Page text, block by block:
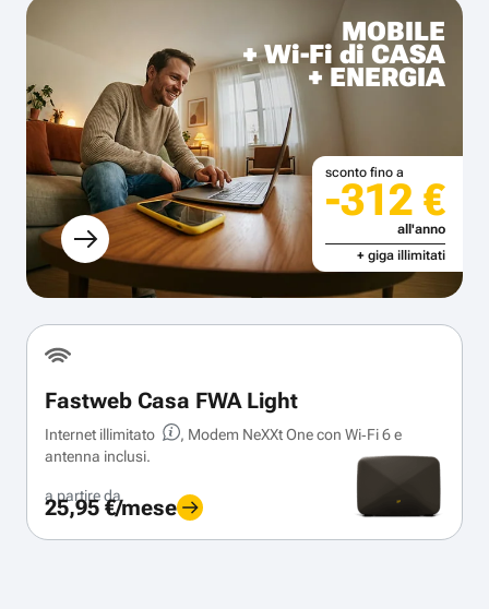
MOBILE
+ Wi-Fi di CASA
+ ENERGIA
sconto fino a
-312 €
all'anno
+ giga illimitati
Fastweb Casa FWA Light
Internet illimitato
, Modem NeXXt One con Wi‑Fi 6 e
antenna inclusi.
a partire da
25,95 €/mese